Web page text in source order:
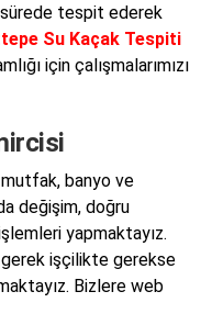
sürede tespit ederek
Su Kaçak Tespiti
için çalışmalarımızı
banyo ve
değişim, doğru
yapmaktayız.
işçilikte gerekse
Bizlere web